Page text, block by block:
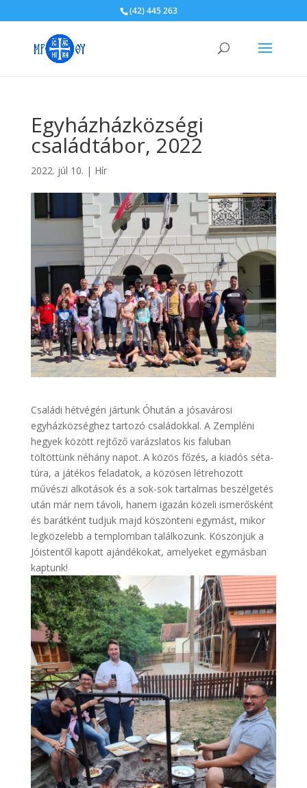
(42) 445 263
Egyházházközségi
családtábor, 2022
2022. júl 10. | Hír
Családi hétvégén jártunk Óhután a jósavárosi
egyházközséghez tartozó családokkal. A Zempléni
hegyek között rejtőző varázslatos kis faluban
töltöttünk néhány napot. A közös főzés, a kiadós séta-
túra, a játékos feladatok, a közösen létrehozott
művészi alkotások és a sok-sok tartalmas beszélgetés
után már nem távoli, hanem igazán közeli ismerősként
és barátként tudjuk majd köszönteni egymást, mikor
legközelebb a templomban találkozunk. Köszönjük a
Jóistentől kapott ajándékokat, amelyeket egymásban
kaptunk!